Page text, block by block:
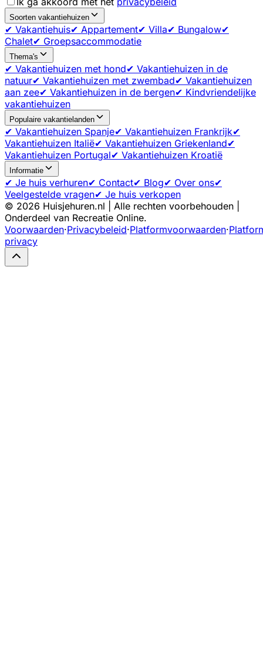
Soorten vakantiehuizen
✔ Vakantiehuis✔ Appartement✔ Villa✔ Bungalow✔
Chalet✔ Groepsaccommodatie
Thema's
✔ Vakantiehuizen met hond✔ Vakantiehuizen in de
natuur✔ Vakantiehuizen met zwembad✔ Vakantiehuizen
aan zee✔ Vakantiehuizen in de bergen✔ Kindvriendelijke
vakantiehuizen
Populaire vakantielanden
✔ Vakantiehuizen Spanje✔ Vakantiehuizen Frankrijk✔
Vakantiehuizen Italië✔ Vakantiehuizen Griekenland✔
Vakantiehuizen Portugal✔ Vakantiehuizen Kroatië
Informatie
✔ Je huis verhuren✔ Contact✔ Blog✔ Over ons✔
Veelgestelde vragen✔ Je huis verkopen
© 2026 Huisjehuren.nl | Alle rechten voorbehouden |
Onderdeel van Recreatie Online.
Voorwaarden·Privacybeleid·Platformvoorwaarden·
privacy